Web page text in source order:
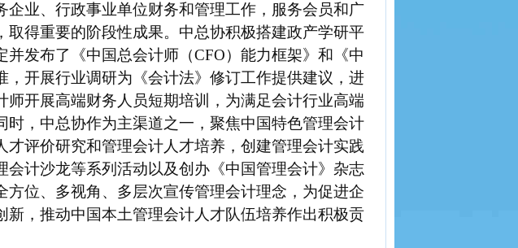
企业、行政事业单位财务和管理工作，服务会员和广
取得重要的阶段性成果。中总协积极搭建政产学研平
并发布了《中国总会计师（CFO）能力框架》和《中
，开展行业调研为《会计法》修订工作提供建议，进
师开展高端财务人员短期培训，为满足会计行业高端
时，中总协作为主渠道之一，聚焦中国特色管理会计
评价研究和管理会计人才培养，创建管理会计实践
会计沙龙等系列活动以及创办《中国管理会计》杂志
位、多视角、多层次宣传管理会计理念，为促进企
新，推动中国本土管理会计人才队伍培养作出积极贡